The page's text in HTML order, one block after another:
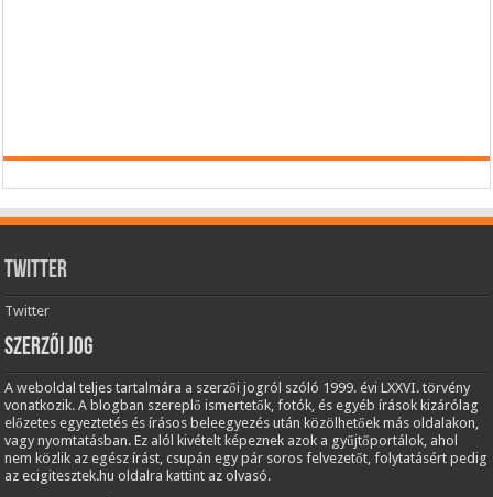
Twitter
Twitter
Szerzői jog
A weboldal teljes tartalmára a szerzői jogról szóló 1999. évi LXXVI. törvény
vonatkozik. A blogban szereplő ismertetők, fotók, és egyéb írások kizárólag
előzetes egyeztetés és írásos beleegyezés után közölhetőek más oldalakon,
vagy nyomtatásban. Ez alól kivételt képeznek azok a gyűjtőportálok, ahol
nem közlik az egész írást, csupán egy pár soros felvezetőt, folytatásért pedig
az ecigitesztek.hu oldalra kattint az olvasó.